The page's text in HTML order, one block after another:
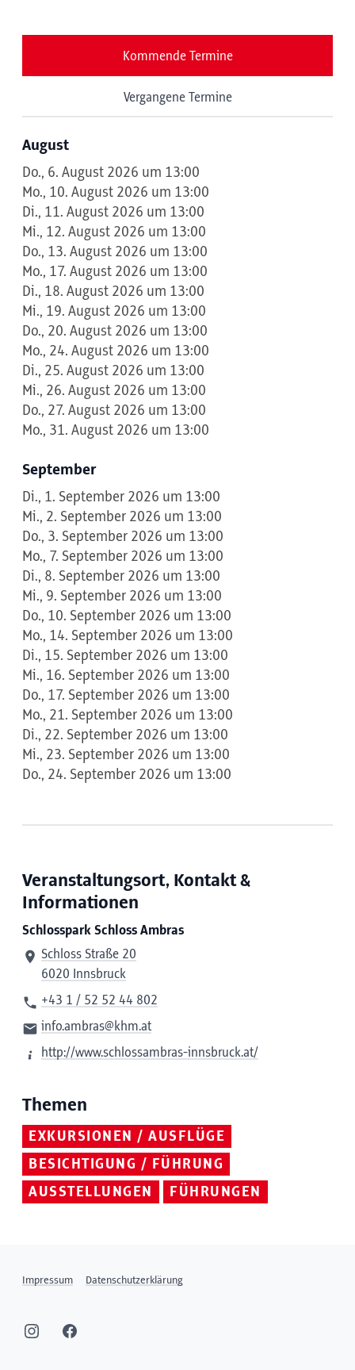
Kommende Termine
Vergangene Termine
August
Do., 6. August 2026 um 13:00
Mo., 10. August 2026 um 13:00
Di., 11. August 2026 um 13:00
Mi., 12. August 2026 um 13:00
Do., 13. August 2026 um 13:00
Mo., 17. August 2026 um 13:00
Di., 18. August 2026 um 13:00
Mi., 19. August 2026 um 13:00
Do., 20. August 2026 um 13:00
Mo., 24. August 2026 um 13:00
Di., 25. August 2026 um 13:00
Mi., 26. August 2026 um 13:00
Do., 27. August 2026 um 13:00
Mo., 31. August 2026 um 13:00
September
Di., 1. September 2026 um 13:00
Mi., 2. September 2026 um 13:00
Do., 3. September 2026 um 13:00
Mo., 7. September 2026 um 13:00
Di., 8. September 2026 um 13:00
Mi., 9. September 2026 um 13:00
Do., 10. September 2026 um 13:00
Mo., 14. September 2026 um 13:00
Di., 15. September 2026 um 13:00
Mi., 16. September 2026 um 13:00
Do., 17. September 2026 um 13:00
Mo., 21. September 2026 um 13:00
Di., 22. September 2026 um 13:00
Mi., 23. September 2026 um 13:00
Do., 24. September 2026 um 13:00
Veranstaltungsort, Kontakt &
Informationen
Schlosspark Schloss Ambras
Schloss Straße 20
6020 Innsbruck
+43 1 / 52 52 44 802
info.ambras@khm.at
http://www.schlossambras-innsbruck.at/
Themen
EXKURSIONEN / AUSFLÜGE
BESICHTIGUNG / FÜHRUNG
AUSSTELLUNGEN
FÜHRUNGEN
Impressum Datenschutzerklärung